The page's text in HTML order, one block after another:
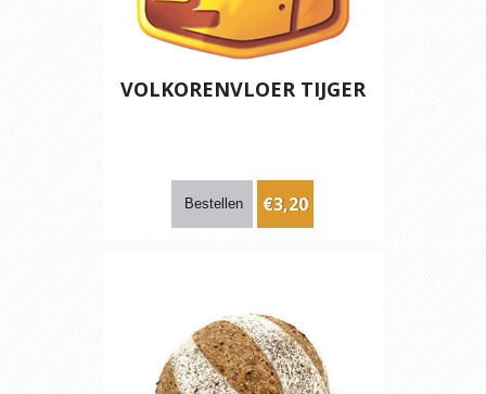
VOLKORENVLOER TIJGER
€3,20